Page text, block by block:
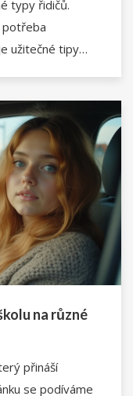
typy řidičů.
potřeba
užitečné tipy
o dodržování
na různé
přináší
se podíváme